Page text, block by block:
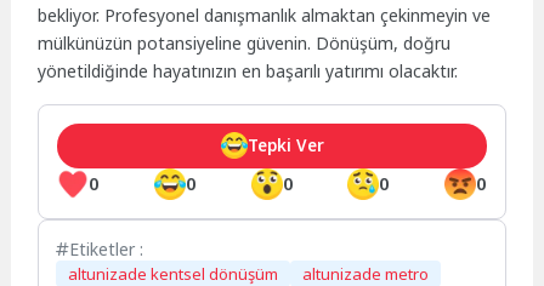
bekliyor. Profesyonel danışmanlık almaktan çekinmeyin ve
mülkünüzün potansiyeline güvenin. Dönüşüm, doğru
yönetildiğinde hayatınızın en başarılı yatırımı olacaktır.
0 0 0 0 0
Tepki Ver
Etiketler :
altunizade kentsel dönüşüm
altunizade metro